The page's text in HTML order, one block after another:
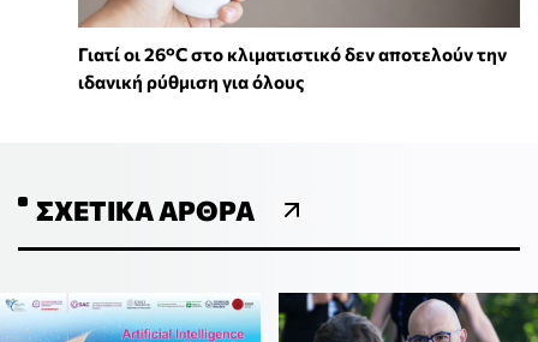
Γιατί οι 26°C στο κλιματιστικό δεν αποτελούν την
ιδανική ρύθμιση για όλους
ΣΧΕΤΙΚΆ ΆΡΘΡΑ